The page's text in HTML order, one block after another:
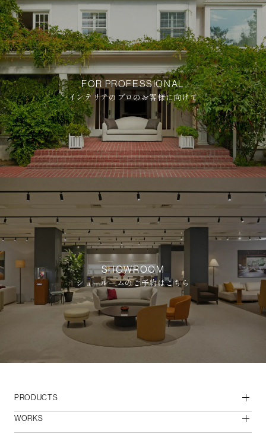
FOR PROFESSIONAL
インテリアのプロのお客様に向けて
SHOWROOM
ショールームのご予約はこちら
PRODUCTS
WORKS